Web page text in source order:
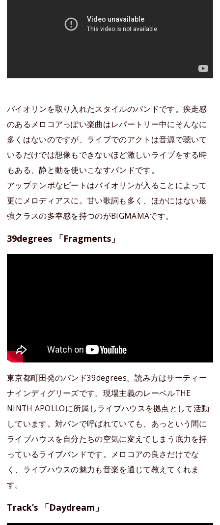
バイオリンを取り入れたスタイルのバンドです。疾走感
のあるメロコアっぽい楽曲はレパートリー中にそんなに
多くはないのですが、ライブでのアクトは音源で聴いて
いるだけでは想像もできないほど激しいライブをする時
もある、静と動を使いこなすバンドです。
アップテンポなビートはバイオリンが入ることによって
更にメロディアスに。甘い歌詞も多く、ほかにはない最
強クラスの多幸感を持つのがBIGMAMAです。
39degrees 「Fragments」
東京都町田発のバンド‪39degrees。読み方はサーティー
ナインディグリーズです。現場主義のレーベルTHE
NINTH APOLLOに所属しライブハウスを拠点として活動
しています。対バンで呼ばれていても、あっという間に
ライブハウスを自分たちの空気に変えてしまう底力を持
っているライブバンドです。メロコアの良さだけでな
く、ライブハウスの魅力も音楽を通じて教えてくれま
す。
Track’s 「Daydream」